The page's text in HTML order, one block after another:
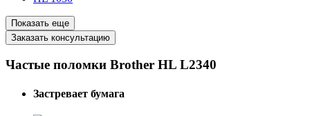
Показать еще
Заказать консультацию
Частые поломки Brother HL L2340
Застревает бумага